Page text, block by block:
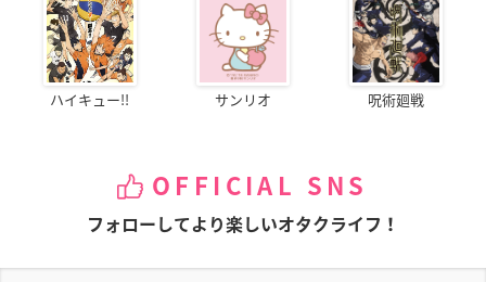
ハイキュー!! サンリオ 呪術廻戦
OFFICIAL SNS
フォローしてより楽しいオタクライフ！